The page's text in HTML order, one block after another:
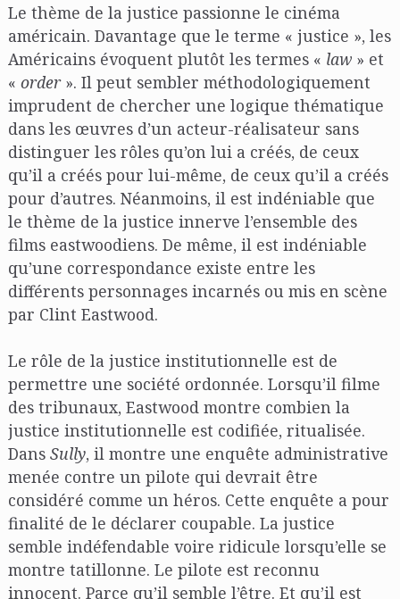
Le thème de la justice passionne le cinéma
américain. Davantage que le terme « justice », les
Américains évoquent plutôt les termes « law» et
« order». Il peut sembler méthodologiquement
imprudent de chercher une logique thématique
dans les œuvres d’un acteur-réalisateur sans
distinguer les rôles qu’on lui a créés, de ceux
qu’il a créés pour lui-même, de ceux qu’il a créés
pour d’autres. Néanmoins, il est indéniable que
le thème de la justice innerve l’ensemble des
films eastwoodiens. De même, il est indéniable
qu’une correspondance existe entre les
différents personnages incarnés ou mis en scène
par Clint Eastwood.
Le rôle de la justice institutionnelle est de
permettre une société ordonnée. Lorsqu’il filme
des tribunaux, Eastwood montre combien la
justice institutionnelle est codifiée, ritualisée.
Dans Sully, il montre une enquête administrative
menée contre un pilote qui devrait être
considéré comme un héros. Cette enquête a pour
finalité de le déclarer coupable. La justice
semble indéfendable voire ridicule lorsqu’elle se
montre tatillonne. Le pilote est reconnu
innocent. Parce qu’il semble l’être. Et qu’il est